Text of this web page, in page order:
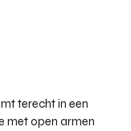
terecht in een
met open armen